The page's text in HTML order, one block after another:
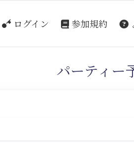
ログイン 参加規約
パーティー